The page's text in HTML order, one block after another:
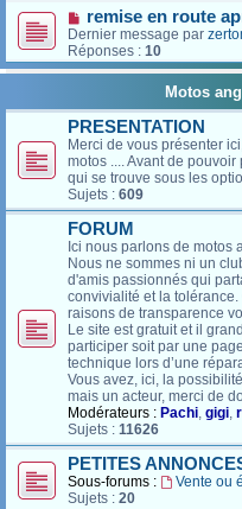
remise en route
Dernier message par
Réponses : 10
Motos
PRESENTATION
Merci de vous présenter
motos .... Avant de
qui se trouve sous les
Sujets : 609
FORUM
Ici nous parlons de motos
Nous ne sommes ni un
d'amis passionnés qui
convivialité et la
raisons de transparence
Le site est gratuit et il
participer soit par une
technique lors d’une
Vous avez, ici, la
mais un acteur, merci de
Modérateurs : Pachi, gigi,
Sujets : 11626
PETITES
Sous-forums : Vente ou
Sujets : 20